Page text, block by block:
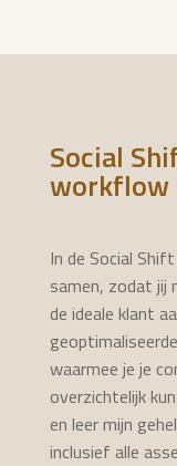
Social
workflow
In de Social
samen, zodat jij
de ideale klant
waarmee je je
overzichtelijk
en leer mijn
inclusief alle